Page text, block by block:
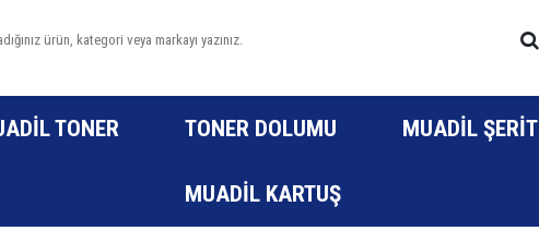
TONER TONER DOLUMU MUADIL ŞERIT
MUADIL KARTUŞ